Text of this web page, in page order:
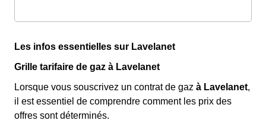
Les infos essentielles sur Lavelanet
Grille tarifaire de gaz à Lavelanet
Lorsque vous souscrivez un contrat de gaz à Lavelanet,
il est essentiel de comprendre comment les prix des
offres sont déterminés.